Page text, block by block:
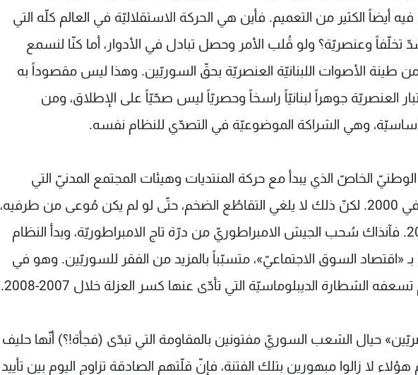
فيه أيضاً الكثير من التعميم. فأين هي الحركة الاستقلاليّة في العالم كلّه التي
تخلّفاً وعنصريّة؟ ولو قُلب الأمر وحصل تبادل في الأدوار، أما كنّا لنسمع
من طينة الأصوات اللبنانيّة العنصريّة بحقّ السوريّين. وهذا ليس مقصوداً به
العنصريّة جوهراً لبنانيّاً راسخاً وحصريّاً ليس صحّيّاً على الإطلاق، ومن
وهي الشراكة الموضوعيّة في التصدّي للنظام نفسه.
الوطنيّ الخاصّ الذي يبدأ مع حركة المنتديات وهيئات المجتمع المدنيّ التي
ظهرت بُعيد وراثة بشّار الأسد والده في 2000. لكنّ ذلك لا يلغي التقاطُع الضخم، حتّى لو لم يكن مُوعى من طرفيه،
مع نتائج الحدث اللبنانيّ الكبير في 2005. فآنذاك سُحب الجيش الامبراطوريّ من درّة تاج الامبراطوريّة، وبدأ النظام
بـ «اقتصاد السوق الاجتماعيّ»، متسبّباً بالمزيد من الفقر للسوريّين. وهو في
الشطارة الديبلوماسيّة التي تأدّى عنها كسر العزلة خلال 2007-2008.
حيال الشعب السوريّ مفتونين بالمقاومة التي تبدّى (فجأة!؟) أنّها حليف
لا زالوا مبهورين بتلك الفتنة، فإنّ قلّتهم الصادقة تزاوج اليوم بين تأييد